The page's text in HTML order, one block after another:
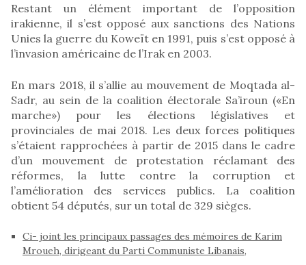
Restant un élément important de l’opposition
irakienne, il s’est opposé aux sanctions des Nations
Unies la guerre du Koweït en 1991, puis s’est opposé à
l’invasion américaine de l’Irak en 2003.
En mars 2018, il s’allie au mouvement de Moqtada al-
Sadr, au sein de la coalition électorale Sa’iroun («En
marche») pour les élections législatives et
provinciales de mai 2018. Les deux forces politiques
s’étaient rapprochées à partir de 2015 dans le cadre
d’un mouvement de protestation réclamant des
réformes, la lutte contre la corruption et
l’amélioration des services publics. La coalition
obtient 54 députés, sur un total de 329 sièges.
Ci- joint les principaux passages des mémoires de Karim
Mroueh, dirigeant du Parti Communiste Libanais,